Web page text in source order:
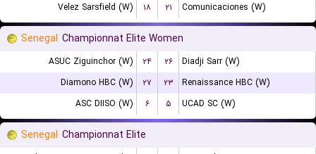
Velez Sarsfield (W) ۱۸ ۲۱ Comunicaciones (W)
Senegal Championnat Elite Women
ASUC Ziguinchor (W) ۲۴ ۲۶
Diadji Sarr (W)
Diamono HBC (W)
۲۷ ۲۳
Renaissance HBC (W)
ASC DIISO (W)
۶ ۵ UCAD SC (W)
Senegal Championnat Elite